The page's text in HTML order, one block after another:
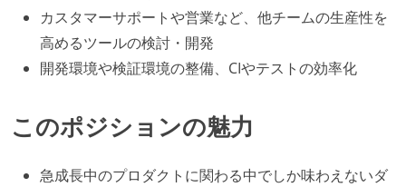
カスタマーサポートや営業など、他チームの生産性を
高めるツールの検討・開発
開発環境や検証環境の整備、CIやテストの効率化
このポジションの魅力
急成長中のプロダクトに関わる中でしか味わえないダ